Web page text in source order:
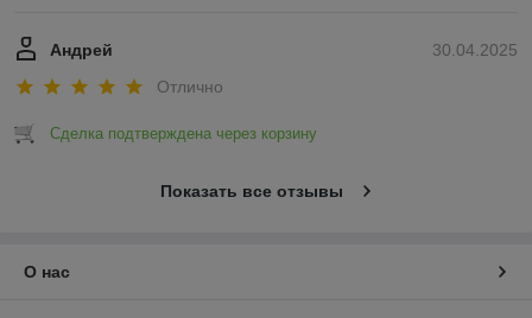
30.04.2025
Андрей
Отлично
Сделка подтверждена через корзину
Показать все отзывы
О нас